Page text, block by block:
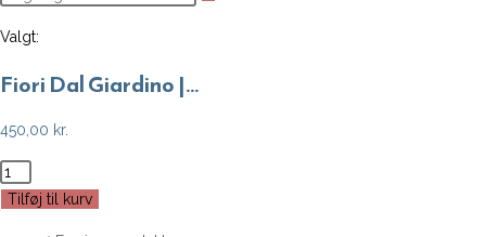
Valgt:
Fiori Dal Giardino |…
450,00 kr.
Fiori
DalTilføj til kurv